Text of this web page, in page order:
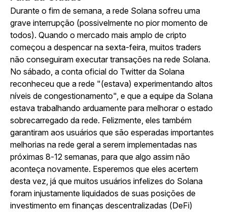
Durante o fim de semana, a rede Solana sofreu uma
grave interrupção (possivelmente no pior momento de
todos). Quando o mercado mais amplo de cripto
começou a despencar na sexta-feira, muitos traders
não conseguiram executar transações na rede Solana.
No sábado, a conta oficial do Twitter da Solana
reconheceu que a rede "(estava) experimentando altos
níveis de congestionamento", e que a equipe da Solana
estava trabalhando arduamente para melhorar o estado
sobrecarregado da rede. Felizmente, eles também
garantiram aos usuários que são esperadas importantes
melhorias na rede geral a serem implementadas nas
próximas 8-12 semanas, para que algo assim não
aconteça novamente. Esperemos que eles acertem
desta vez, já que muitos usuários infelizes do Solana
foram injustamente liquidados de suas posições de
investimento em finanças descentralizadas (DeFi)